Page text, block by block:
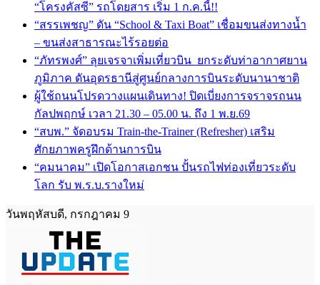
“โครงคัสซี” รถโดยสาร เริ่ม 1 ก.ค.นี้!!
“สรรเพชญ” ดัน “School & Taxi Boat” เชื่อมขนส่งทางน้ำ
– ขนส่งสาธารณะไร้รอยต่อ
“ภัทรพงศ์” ลุยเจรจาเพิ่มเที่ยวบิน ยกระดับท่าอากาศยาน
ภูมิภาค ดันอุดรธานีสู่ศูนย์กลางการบินระดับนานาชาติ
ผู้ใช้ถนนโปรดวางแผนเดินทาง! ปิดเบี่ยงการจราจรถนน
กัลปพฤกษ์ เวลา 21.30 – 05.00 น. ถึง 1 พ.ย.69
“สบพ.” จัดอบรม Train-the-Trainer (Refresher) เสริม
ศักยภาพครูฝึกด้านการบิน
“คมนาคม” เปิดโอกาสเอกชน ปั้นรถไฟท่องเที่ยวระดับ
โลก รับ พ.ร.บ.รางใหม่
วันพฤหัสบดี, กรกฎาคม 9